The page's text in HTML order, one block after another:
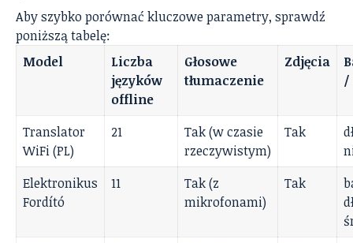
Aby szybko porównać kluczowe parametry, sprawdź
poniższą tabelę:
Model
Liczba
języków
offline
Głosowe
tłumaczenie
Zdjęcia
/
Translator
WiFi (PL)
21
Tak (w czasie
rzeczywistym)
Tak
Elektronikus
Fordító
11
Tak (z
mikrofonami)
Tak